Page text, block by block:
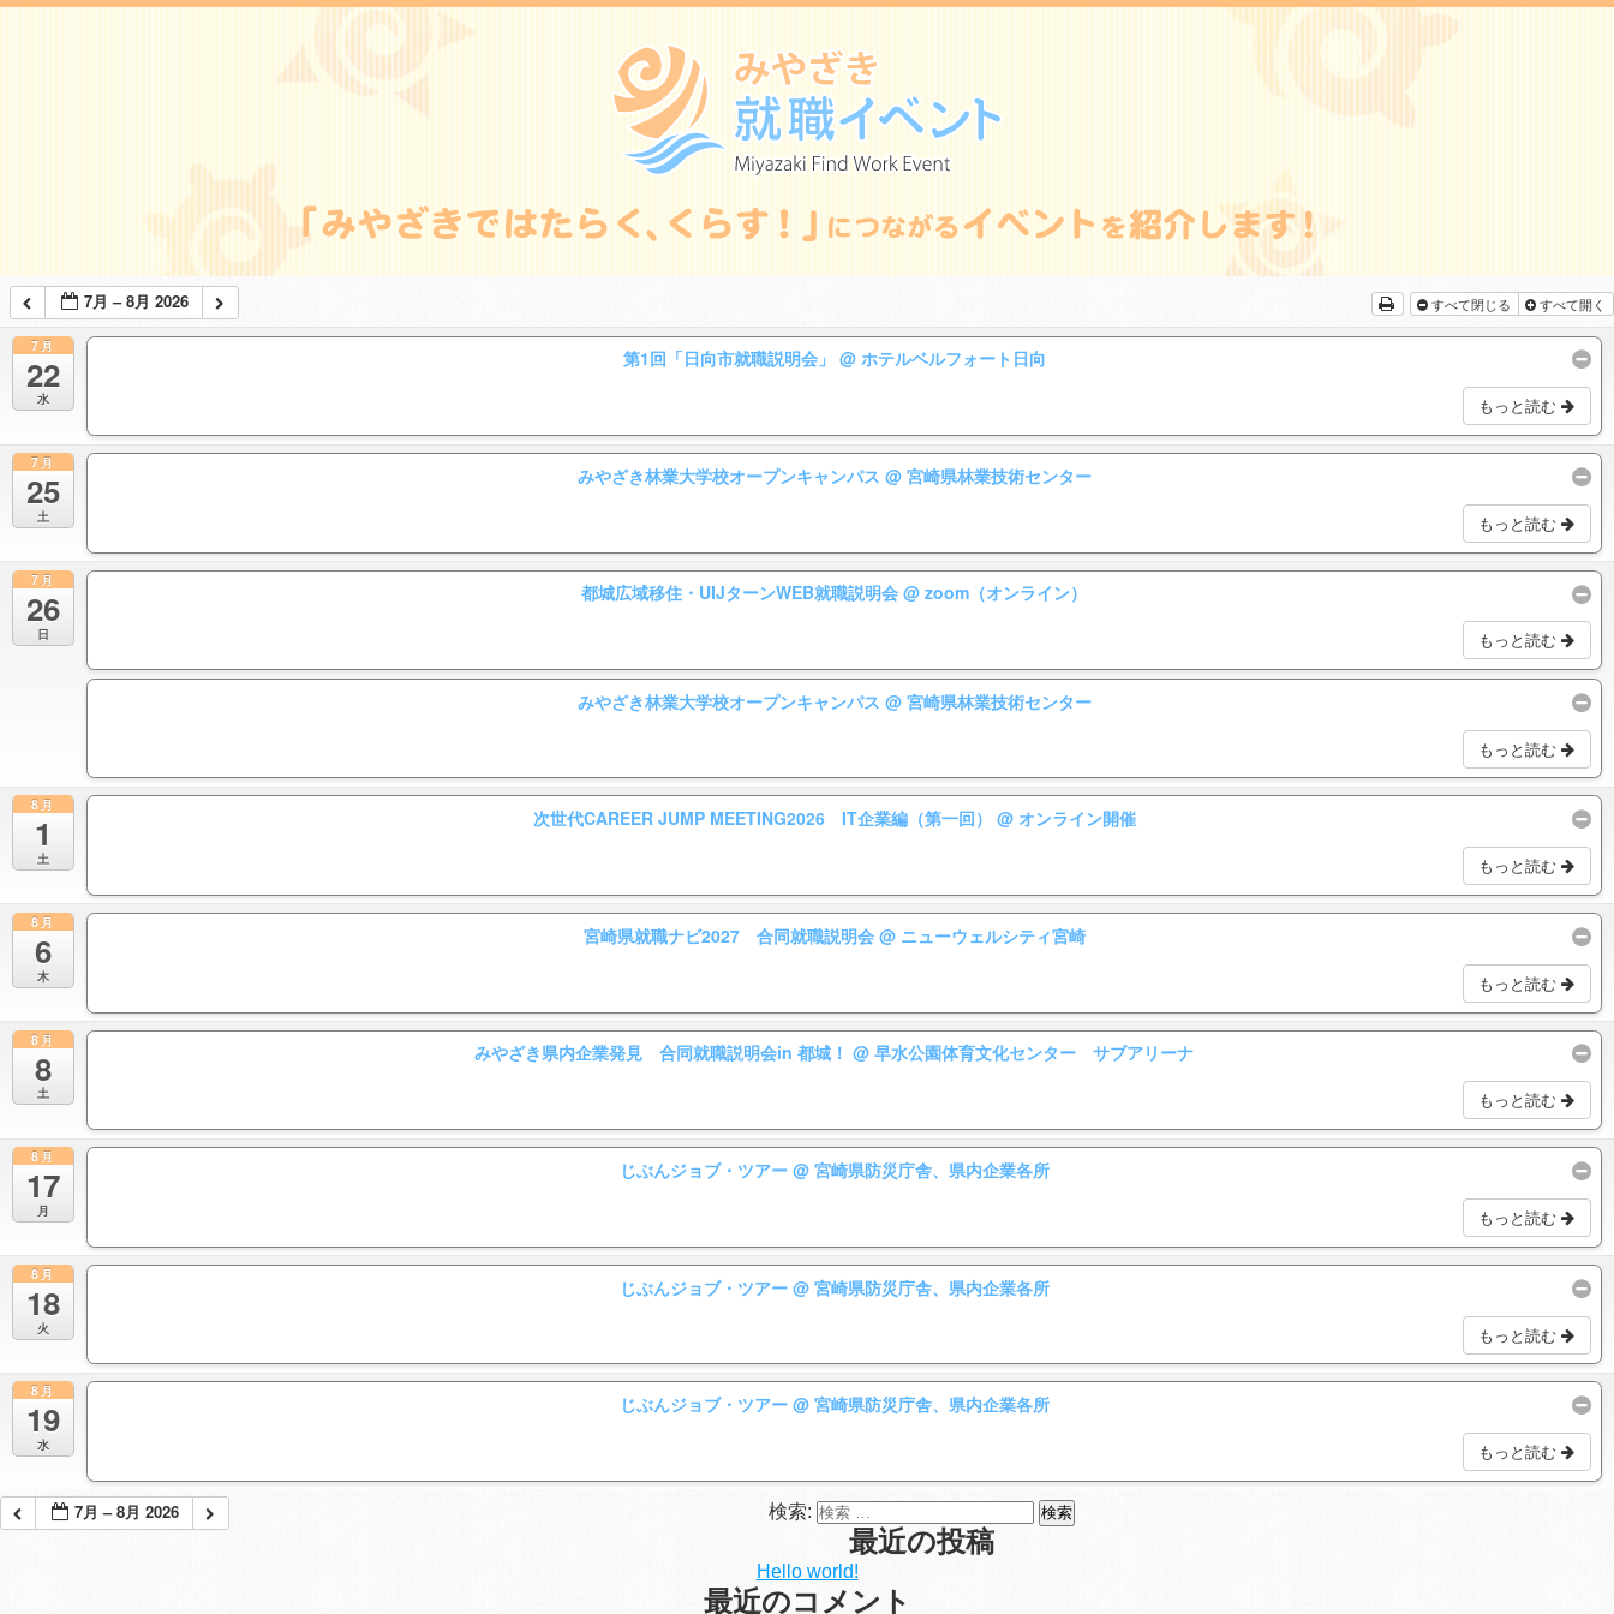
7月 – 8月 2026 すべて閉じる すべて開く
7月
22
水
第1回「日向市就職説明会」 @ ホテルベルフォート日向
もっと読む
7月
25
土
みやざき林業大学校オープンキャンパス @ 宮崎県林業技術センター
もっと読む
7月
26
日
都城広域移住・UIJターンWEB就職説明会@ zoom（オンライン）
もっと読む
みやざき林業大学校オープンキャンパス @ 宮崎県林業技術センター
もっと読む
8月
1
土
次世代CAREER JUMP MEETING2026 IT企業編（第一回） @ オンライン開催
もっと読む
8月
6
木
宮崎県就職ナビ2027 合同就職説明会 @ ニューウェルシティ宮崎
もっと読む
8月
8
土
みやざき県内企業発見 合同就職説明会in 都城！@ 早水公園体育文化センター サブアリーナ
もっと読む
8月
17
月
じぶんジョブ・ツアー @ 宮崎県防災庁舎、県内企業各所
もっと読む
8月
18
火
じぶんジョブ・ツアー @ 宮崎県防災庁舎、県内企業各所
もっと読む
8月
19
水
じぶんジョブ・ツアー @ 宮崎県防災庁舎、県内企業各所
もっと読む
7月 – 8月 2026 検索:
最近の投稿
Hello world!
最近のコメント